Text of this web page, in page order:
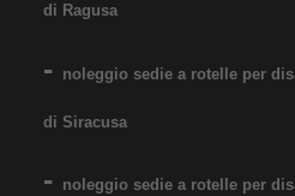
Noleggio
pieghevole ad
- Seduta 55
di Ragusa
noleggio sedie a rotelle per
di Siracusa
noleggio sedie a rotelle per